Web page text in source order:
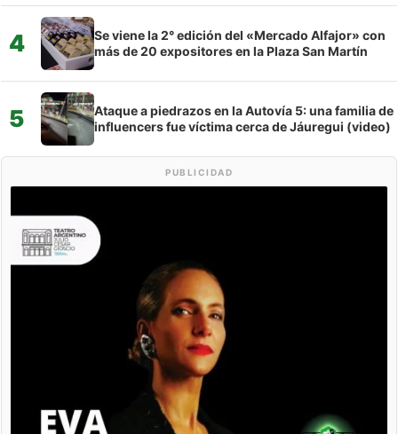
4
Se viene la 2° edición del «Mercado Alfajor» con
más de 20 expositores en la Plaza San Martín
5
Ataque a piedrazos en la Autovía 5: una familia de
influencers fue víctima cerca de Jáuregui (video)
PUBLICIDAD